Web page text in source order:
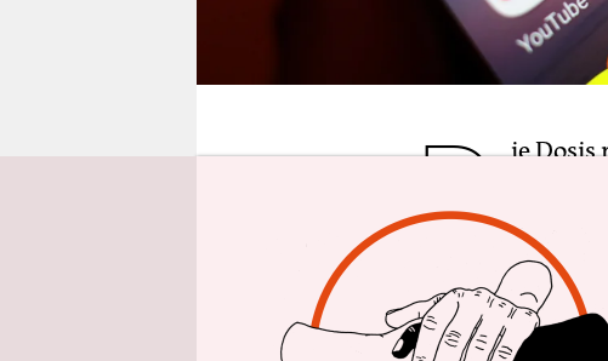
D ie Dosis
Licht.
einig. Vor
Computer